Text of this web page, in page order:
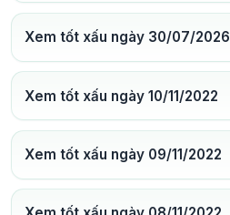
Xem tốt xấu ngày 30/07/2026
Xem tốt xấu ngày 10/11/2022
Xem tốt xấu ngày 09/11/2022